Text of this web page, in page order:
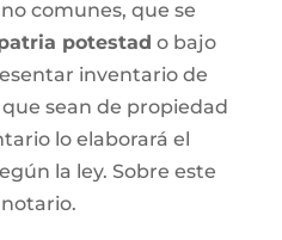
comunes, que se
potestad o bajo
inventario de
que sean de propiedad
lo elaborará el
la ley. Sobre este